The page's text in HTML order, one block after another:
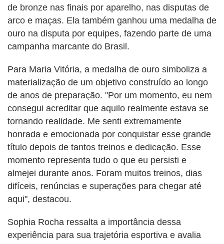
de bronze nas finais por aparelho, nas disputas de
arco e maças. Ela também ganhou uma medalha de
ouro na disputa por equipes, fazendo parte de uma
campanha marcante do Brasil.
Para Maria Vitória, a medalha de ouro simboliza a
materialização de um objetivo construído ao longo
de anos de preparação. "Por um momento, eu nem
consegui acreditar que aquilo realmente estava se
tornando realidade. Me senti extremamente
honrada e emocionada por conquistar esse grande
título depois de tantos treinos e dedicação. Esse
momento representa tudo o que eu persisti e
almejei durante anos. Foram muitos treinos, dias
difíceis, renúncias e superações para chegar até
aqui", destacou.
Sophia Rocha ressalta a importância dessa
experiência para sua trajetória esportiva e avalia